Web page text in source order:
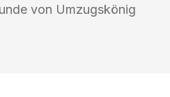
von Umzugskönig